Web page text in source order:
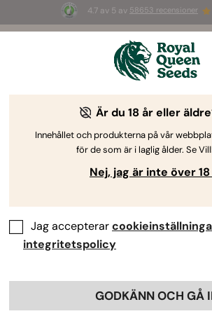
4.7 av 5 av 58653 recensioner
ummer Sales: Upp till 50 %
på utvalda produkter! ⏤
Är du 18 år eller
Innehållet och produkterna på vår
för de som är i laglig ålder. Se
Nej, jag är inte över
Jag accepterar
integritetspolicy
GODKÄNN OCH GÅ